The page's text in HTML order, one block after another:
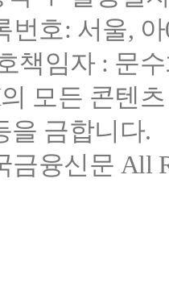
호: 서울,
책임자 : 문
모든 콘텐
을 금합니다.
융신문 All